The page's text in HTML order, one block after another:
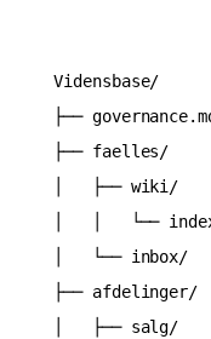
Vidensbase/
├──
├── faelles/
│   ├── wiki/
│   │   └──
│   └──
├── afdelinger/
│   ├── salg/